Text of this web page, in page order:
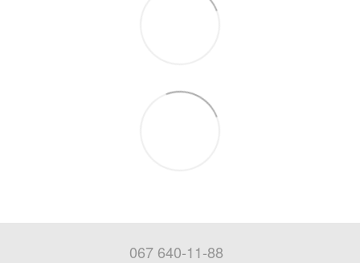
067 640-11-88